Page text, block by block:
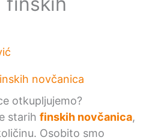
otkupljujemo?
starih finskih novčanica,
Osobito smo